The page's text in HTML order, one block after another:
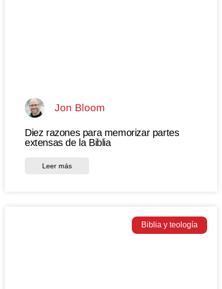
Jon Bloom
Diez razones para memorizar partes
extensas de la Biblia
Leer más
Biblia y teología